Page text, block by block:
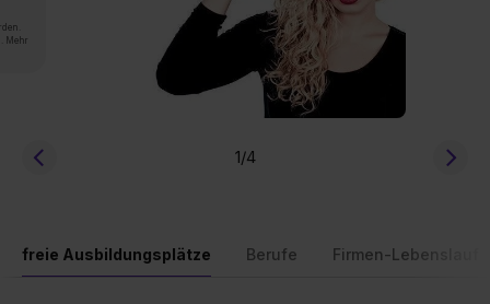
Mehr
1/4
freie Ausbildungsplätze Berufe Firmen-Lebenslauf